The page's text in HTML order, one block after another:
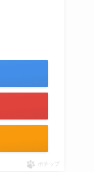
ポチップ